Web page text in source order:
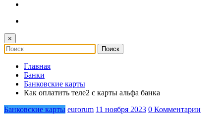
×
Главная
Банки
Банковские карты
Как оплатить теле2 с карты альфа банка
Банковские карты eurorum 11 ноября 2023 0 Комментарии